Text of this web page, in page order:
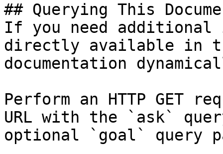
## Querying This
If you need
directly available in
documentation
Perform an HTTP GET
URL with the `ask`
optional `goal` query